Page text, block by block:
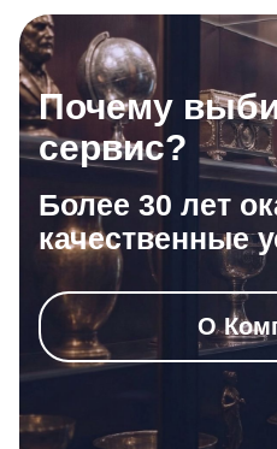
Почему
сервис?
Более 30 лет
качественные
О